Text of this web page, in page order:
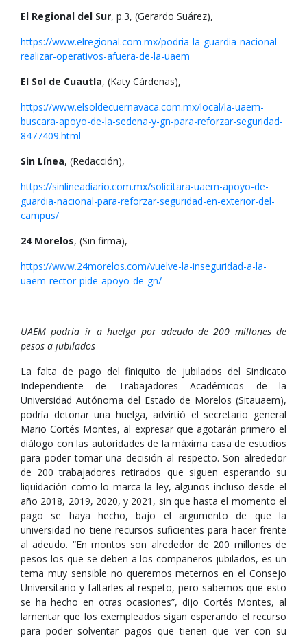
El Regional del Sur, p.3, (Gerardo Suárez),
https://www.elregional.com.mx/podria-la-guardia-nacional-
realizar-operativos-afuera-de-la-uaem
El Sol de Cuautla, (Katy Cárdenas),
https://www.elsoldecuernavaca.com.mx/local/la-uaem-
buscara-apoyo-de-la-sedena-y-gn-para-reforzar-seguridad-
8477409.html
Sin Línea, (Redacción),
https://sinlineadiario.com.mx/solicitara-uaem-apoyo-de-
guardia-nacional-para-reforzar-seguridad-en-exterior-del-
campus/
24 Morelos, (Sin firma),
https://www.24morelos.com/vuelve-la-inseguridad-a-la-
uaem-rector-pide-apoyo-de-gn/
UAEM podría ir a huelga por adeudo de 200 millones de
pesos a jubilados
La falta de pago del finiquito de jubilados del Sindicato
Independiente de Trabajadores Académicos de la
Universidad Autónoma del Estado de Morelos (Sitauaem),
podría detonar una huelga, advirtió el secretario general
Mario Cortés Montes, al expresar que agotarán primero el
diálogo con las autoridades de la máxima casa de estudios
para poder tomar una decisión al respecto. Son alrededor
de 200 trabajadores retirados que siguen esperando su
liquidación como lo marca la ley, algunos incluso desde el
año 2018, 2019, 2020, y 2021, sin que hasta el momento el
pago se haya hecho, bajo el argumento de que la
universidad no tiene recursos suficientes para hacer frente
al adeudo. “En montos son alrededor de 200 millones de
pesos los que se deben a los compañeros jubilados, es un
tema muy sensible no queremos meternos en el Consejo
Universitario y faltarles al respeto, pero sabemos que esto
se ha hecho en otras ocasiones”, dijo Cortés Montes, al
lamentar que los exempleados sigan esperando el recurso
para poder solventar pagos que tienen que ver con su